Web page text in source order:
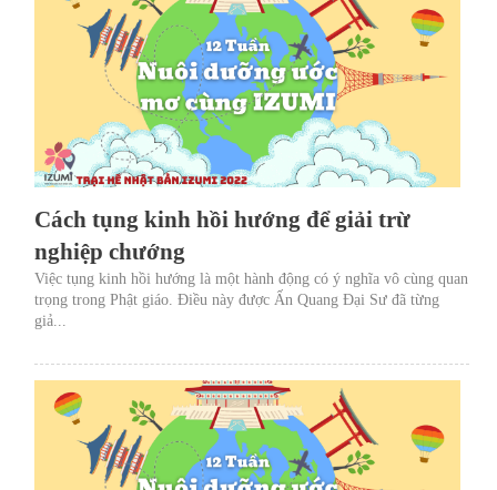
Cách tụng kinh hồi hướng để giải trừ
nghiệp chướng
Việc tụng kinh hồi hướng là một hành động có ý nghĩa vô cùng quan
trọng trong Phật giáo. Điều này được Ấn Quang Đại Sư đã từng
giả...